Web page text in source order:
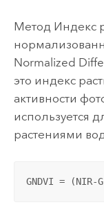
Метод Индекс
Normalized
это индекс
активности
используется
растениями
GNDVI = (NIR-